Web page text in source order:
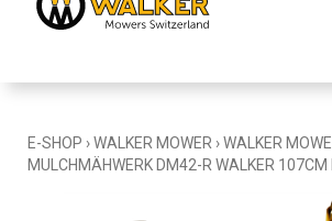
E-SHOP ›WALKER MOWER ›WALKER
MULCHMÄHWERK DM42-R WALKER 107CM